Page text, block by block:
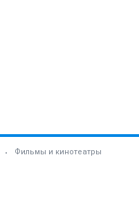
Фильмы и кинотеатры